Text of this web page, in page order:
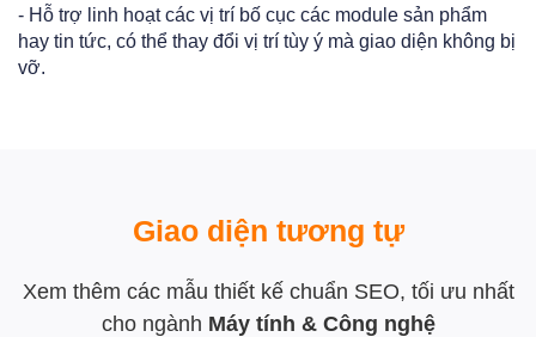
- Hỗ trợ linh hoạt các vị trí bố cục các module sản phẩm
hay tin tức, có thể thay đổi vị trí tùy ý mà giao diện không bị
vỡ.
Giao diện tương tự
Xem thêm các mẫu thiết kế chuẩn SEO, tối ưu nhất
cho ngành Máy tính & Công nghệ